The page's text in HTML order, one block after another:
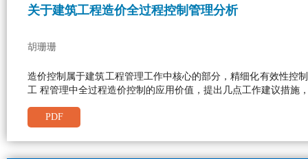
关于建筑工程造价全过程控制管理分析
胡珊珊
造价控制属于建筑工程管理工作中核心的部分，精细化有效性控
工 程管理中全过程造价控制的应用价值，提出几点工作建议措施
PDF